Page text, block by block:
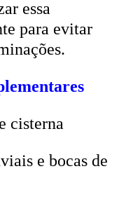
essa
para evitar
cisterna
e bocas de